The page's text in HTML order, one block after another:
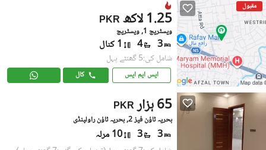
مقبول
PKR 1.25 لاکھ
ویسٹریج 1, ویسٹریج
3
4 1 کنال
شامل کی:5 گھنٹے پہل
ایس ایم ایس کال
PKR 65 ہزار
بحریہ ٹاؤن فیز 2, بحریہ ٹاؤن راولپنڈی
3
3 10 مرلہ